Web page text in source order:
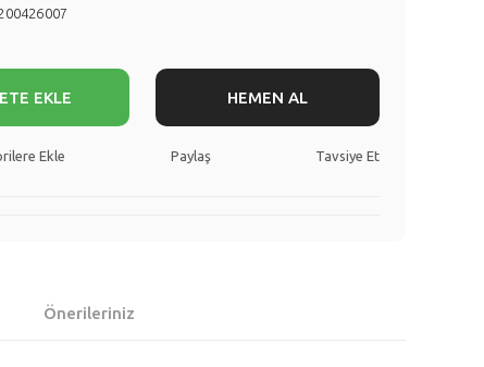
EKLE HEMEN AL
Paylaş Tavsiye Et
Önerileriniz